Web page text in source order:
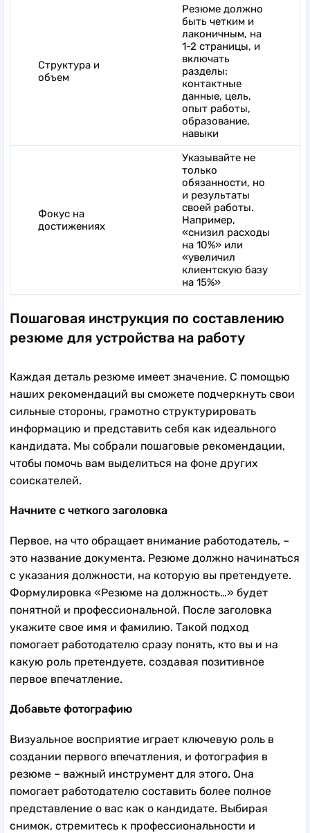
Структура и
объем
Резюме должно
быть четким и
лаконичным, на
1-2 страницы, и
включать
разделы:
контактные
данные, цель,
опыт работы,
образование,
навыки
Фокус на
достижениях
Указывайте не
только
обязанности, но
и результаты
своей работы.
Например,
«снизил расходы
на 10%» или
«увеличил
клиентскую базу
на 15%»
Пошаговая инструкция по составлению
резюме для устройства на работу
Каждая деталь резюме имеет значение. С помощью
наших рекомендаций вы сможете подчеркнуть свои
сильные стороны, грамотно структурировать
информацию и представить себя как идеального
кандидата. Мы собрали пошаговые рекомендации,
чтобы помочь вам выделиться на фоне других
соискателей.
Начните с четкого заголовка
Первое, на что обращает внимание работодатель, –
это название документа. Резюме должно начинаться
с указания должности, на которую вы претендуете.
Формулировка «Резюме на должность…» будет
понятной и профессиональной. После заголовка
укажите свое имя и фамилию. Такой подход
помогает работодателю сразу понять, кто вы и на
какую роль претендуете, создавая позитивное
первое впечатление.
Добавьте фотографию
Визуальное восприятие играет ключевую роль в
создании первого впечатления, и фотография в
резюме – важный инструмент для этого. Она
помогает работодателю составить более полное
представление о вас как о кандидате. Выбирая
снимок, стремитесь к профессиональности и